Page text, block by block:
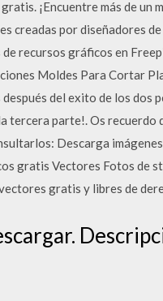
¡Encuentre más de
creadas por diseñadores
recursos gráficos en
Moldes Para Cortar
después del exito de los
tercera parte!. Os
Descarga
gratis Vectores Fotos de
gratis y libres de